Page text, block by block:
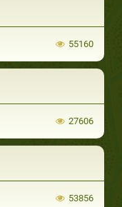
55160
27606
53856